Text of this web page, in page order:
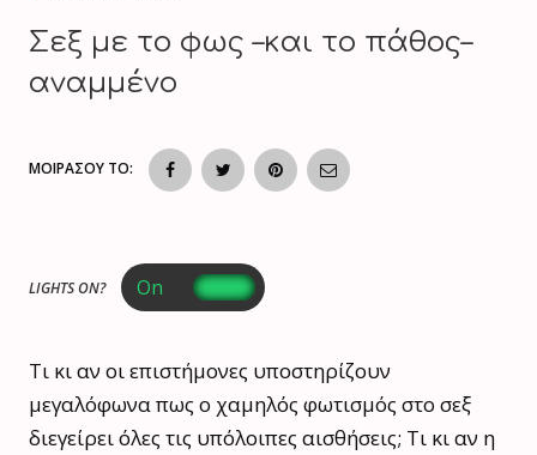
Σεξ με το φως –και το πάθος–
αναμμένο
ΜΟΙΡΑΣΟΥ ΤΟ:
LIGHTS ON?
Τι κι αν οι επιστήμονες υποστηρίζουν
μεγαλόφωνα πως ο χαμηλός φωτισμός στο σεξ
διεγείρει όλες τις υπόλοιπες αισθήσεις; Τι κι αν η